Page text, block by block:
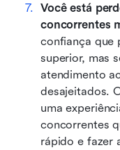
Você está
concorrentes
confiança que
superior, mas
atendimento
desajeitados.
uma
concorrentes
rápido e fazer